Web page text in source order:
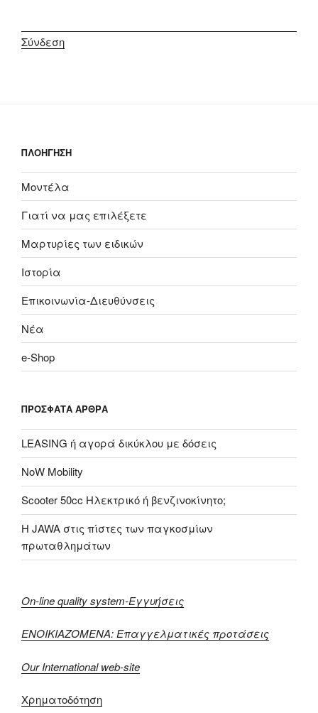
Σύνδεση
ΠΛΟΗΓΗΣΗ
Μοντέλα
Γιατί να μας επιλέξετε
Μαρτυρίες των ειδικών
Ιστορία
Επικοινωνία-Διευθύνσεις
Nέα
e-Shop
ΠΡΌΣΦΑΤΑ ΆΡΘΡΑ
LEASING ή αγορά δικύκλου με δόσεις
NoW Mobility
Scooter 50cc Ηλεκτρικό ή βενζινοκίνητο;
H JAWA στις πίστες των παγκοσμίων
πρωταθλημάτων
On-line quality system-Εγγυήσεις
ΕΝΟΙΚΙΑΖΟΜΕΝΑ: Επαγγελματικές προτάσεις
Our International web-site
Χρηματοδότηση